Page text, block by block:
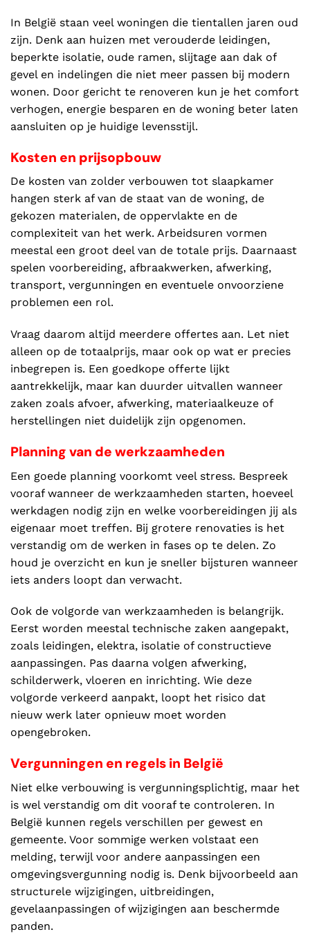
In België staan veel woningen die tientallen jaren oud
zijn. Denk aan huizen met verouderde leidingen,
beperkte isolatie, oude ramen, slijtage aan dak of
gevel en indelingen die niet meer passen bij modern
wonen. Door gericht te renoveren kun je het comfort
verhogen, energie besparen en de woning beter laten
aansluiten op je huidige levensstijl.
Kosten en prijsopbouw
De kosten van zolder verbouwen tot slaapkamer
hangen sterk af van de staat van de woning, de
gekozen materialen, de oppervlakte en de
complexiteit van het werk. Arbeidsuren vormen
meestal een groot deel van de totale prijs. Daarnaast
spelen voorbereiding, afbraakwerken, afwerking,
transport, vergunningen en eventuele onvoorziene
problemen een rol.
Vraag daarom altijd meerdere offertes aan. Let niet
alleen op de totaalprijs, maar ook op wat er precies
inbegrepen is. Een goedkope offerte lijkt
aantrekkelijk, maar kan duurder uitvallen wanneer
zaken zoals afvoer, afwerking, materiaalkeuze of
herstellingen niet duidelijk zijn opgenomen.
Planning van de werkzaamheden
Een goede planning voorkomt veel stress. Bespreek
vooraf wanneer de werkzaamheden starten, hoeveel
werkdagen nodig zijn en welke voorbereidingen jij als
eigenaar moet treffen. Bij grotere renovaties is het
verstandig om de werken in fases op te delen. Zo
houd je overzicht en kun je sneller bijsturen wanneer
iets anders loopt dan verwacht.
Ook de volgorde van werkzaamheden is belangrijk.
Eerst worden meestal technische zaken aangepakt,
zoals leidingen, elektra, isolatie of constructieve
aanpassingen. Pas daarna volgen afwerking,
schilderwerk, vloeren en inrichting. Wie deze
volgorde verkeerd aanpakt, loopt het risico dat
nieuw werk later opnieuw moet worden
opengebroken.
Vergunningen en regels in België
Niet elke verbouwing is vergunningsplichtig, maar het
is wel verstandig om dit vooraf te controleren. In
België kunnen regels verschillen per gewest en
gemeente. Voor sommige werken volstaat een
melding, terwijl voor andere aanpassingen een
omgevingsvergunning nodig is. Denk bijvoorbeeld aan
structurele wijzigingen, uitbreidingen,
gevelaanpassingen of wijzigingen aan beschermde
panden.